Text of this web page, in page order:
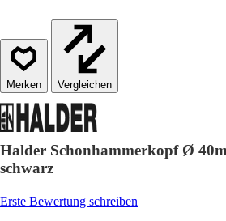
Vergleichen
Halder Schonhammerkopf Ø
schwarz
Erste Bewertung schreiben